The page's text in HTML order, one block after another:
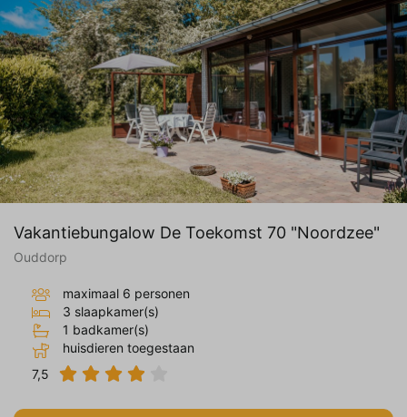
Vakantiebungalow De Toekomst 70 "Noordzee"
Ouddorp
maximaal 6 personen
3 slaapkamer(s)
1 badkamer(s)
huisdieren toegestaan
7,5